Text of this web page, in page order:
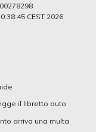
il libretto auto
arriva una multa
CEST 2026